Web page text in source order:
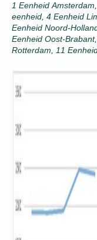
1 Eenheid
eenheid, 4 Eenheid
Eenheid Noord-
Eenheid Oost-
Rotterdam, 11